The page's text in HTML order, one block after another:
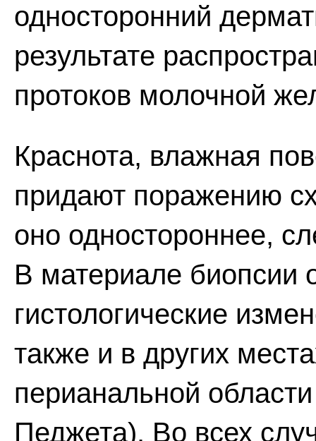
односторонний
результате
протоков молочной
Краснота, влажная
придают поражению
оно одностороннее,
В материале биопсии
гистологические
также и в других
перианальной
Педжета). Во всех